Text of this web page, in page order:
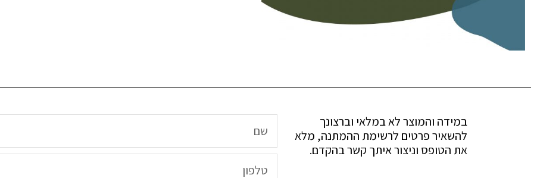
במידה והמוצר לא במלאי וברצונך
להשאיר פרטים לרשימת ההמתנה, מלא
את הטופס וניצור איתך קשר בהקדם.